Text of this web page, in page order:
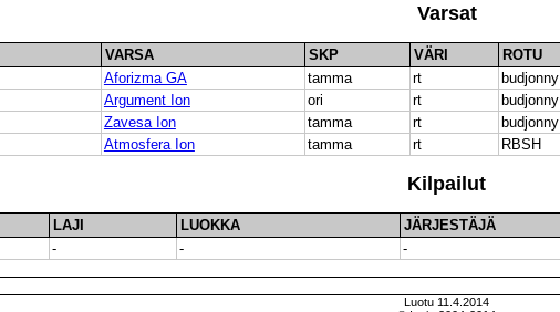
Varsat
VARSA SKP VÄRI ROTU
Aforizma GA tamma rt budjonny
Argument Ion ori rt budjonny
Zavesa Ion tamma rt budjonny
Atmosfera Ion tamma rt RBSH
Kilpailut
LAJI LUOKKA JÄRJESTÄJÄ
- - -
Luotu 11.4.2014